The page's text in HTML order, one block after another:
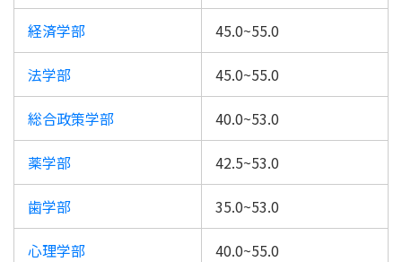
経済学部 45.0~55.0
法学部 45.0~55.0
総合政策学部 40.0~53.0
薬学部 42.5~53.0
歯学部 35.0~53.0
心理学部 40.0~55.0